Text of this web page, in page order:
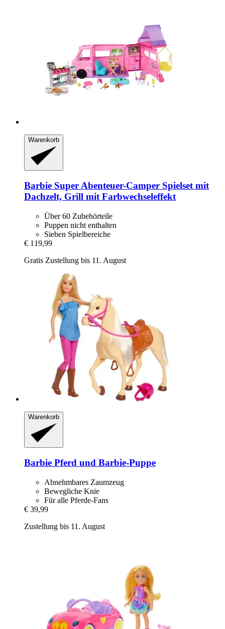
Warenkorb
Barbie Super Abenteuer-​Camper Spielset mit
Dachzelt, Grill mit Farbwechseleffekt
Über 60 Zubehörteile
Puppen nicht enthalten
Sieben Spielbereiche
€ 119,99
Gratis Zustellung bis 11. August
Warenkorb
Barbie Pferd und Barbie-​Puppe
Abnehmbares Zaumzeug
Bewegliche Knie
Für alle Pferde-Fans
€ 39,99
Zustellung bis 11. August